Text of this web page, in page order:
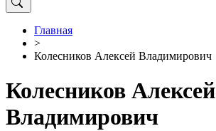
Главная
>
Колесников Алексей Владимирович
Колесников Алексей
Владимирович